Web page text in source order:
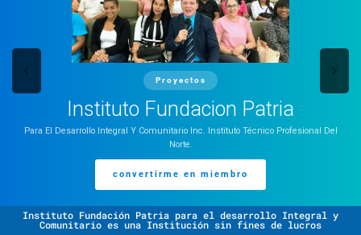
Proyectos
Instituto Fundacion Patria
Para El Desarrollo Integral Y Comunitario Inc. Instituto Técnico Profesional Del
Norte.
convertirme en miembro
Instituto Fundación Patria para el desarrollo Integral y
Comunitario es una Institución sin fines de lucros